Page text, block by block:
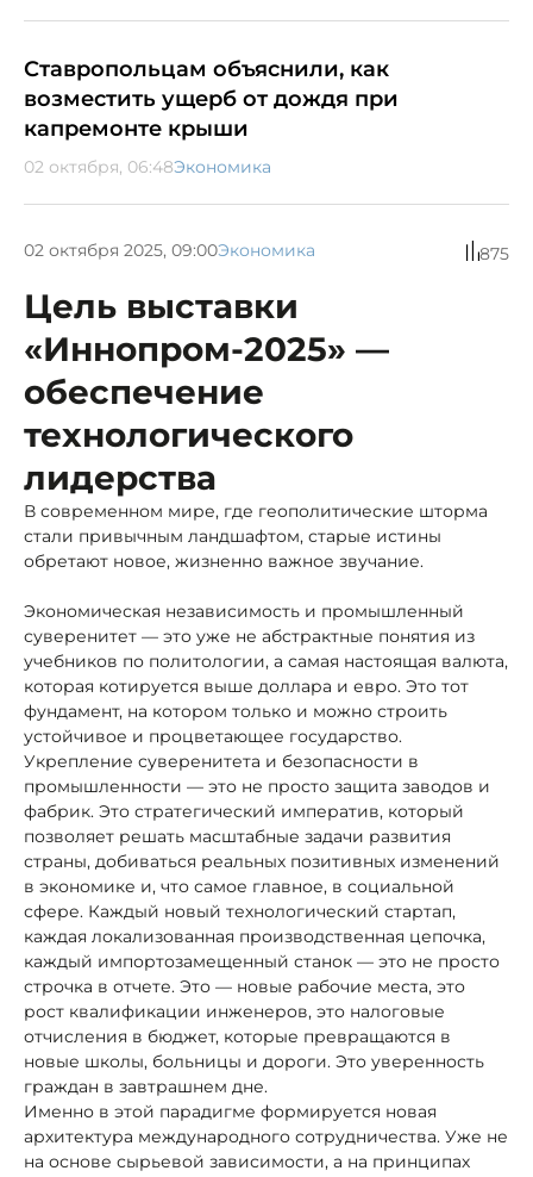
Ставропольцам объяснили, как
возместить ущерб от дождя при
капремонте крыши
02 октября, 06:48Экономика
02 октября 2025, 09:00Экономика 875
Цель выставки
«Иннопром-2025» —
обеспечение
технологического
лидерства
В современном мире, где геополитические шторма
стали привычным ландшафтом, старые истины
обретают новое, жизненно важное звучание.
Экономическая независимость и промышленный
суверенитет — это уже не абстрактные понятия из
учебников по политологии, а самая настоящая валюта,
которая котируется выше доллара и евро. Это тот
фундамент, на котором только и можно строить
устойчивое и процветающее государство.
Укрепление суверенитета и безопасности в
промышленности — это не просто защита заводов и
фабрик. Это стратегический императив, который
позволяет решать масштабные задачи развития
страны, добиваться реальных позитивных изменений
в экономике и, что самое главное, в социальной
сфере. Каждый новый технологический стартап,
каждая локализованная производственная цепочка,
каждый импортозамещенный станок — это не просто
строчка в отчете. Это — новые рабочие места, это
рост квалификации инженеров, это налоговые
отчисления в бюджет, которые превращаются в
новые школы, больницы и дороги. Это уверенность
граждан в завтрашнем дне.
Именно в этой парадигме формируется новая
архитектура международного сотрудничества. Уже не
на основе сырьевой зависимости, а на принципах